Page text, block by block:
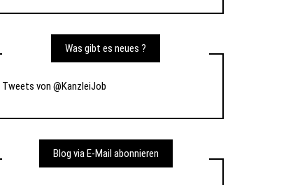
Was gibt es neues ?
Tweets von @KanzleiJob
Blog via E-Mail abonnieren